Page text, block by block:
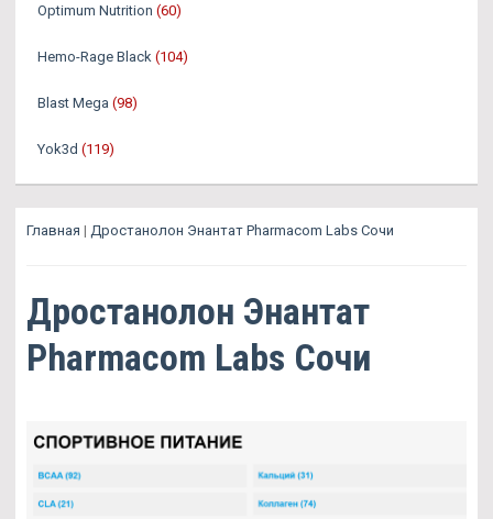
Optimum Nutrition (60)
Hemo-Rage Black (104)
Blast Mega (98)
Yok3d (119)
Главная | Дростанолон Энантат Pharmacom Labs Сочи
Дростанолон Энантат
Pharmacom Labs Сочи